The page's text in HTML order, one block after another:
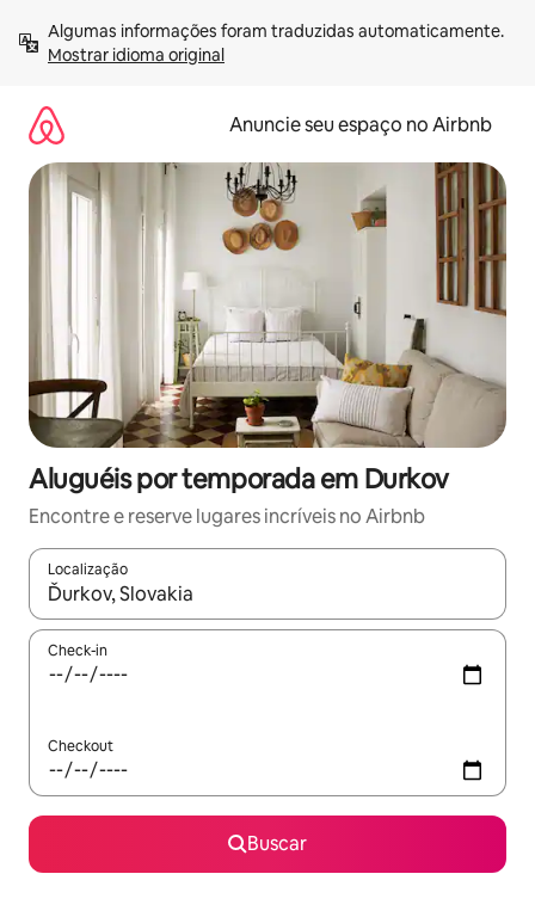
para
Mostrar idioma original
Anuncie seu espaço no Airbnb
Aluguéis por temporada em Durkov
Encontre e reserve lugares incríveis no Airbnb
Localização
Quando os resultados estiverem disponíveis, explore-os
Check-in
Checkout
Buscar